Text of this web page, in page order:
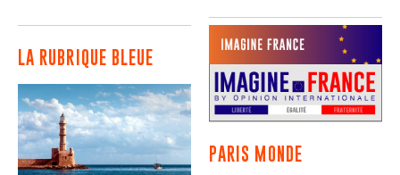
LA RUBRIQUE BLEUE
PARIS MONDE